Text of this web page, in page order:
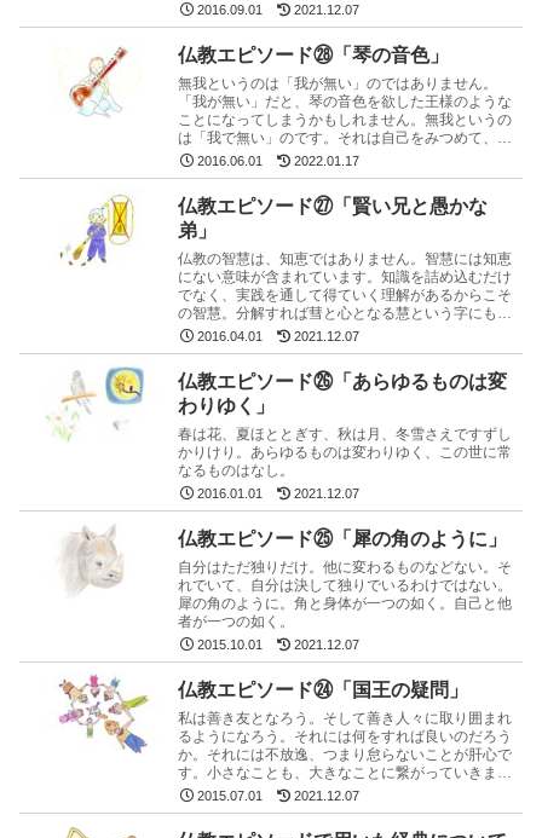
2016.09.01 2021.12.07
仏教エピソード㉘「琴の音色」
無我というのは「我が無い」のではありません。
「我が無い」だと、琴の音色を欲した王様のような
ことになってしまうかもしれません。無我というの
は「我で無い」のです。それは自己をみつめて、見
えてくること。
2016.06.01 2022.01.17
仏教エピソード㉗「賢い兄と愚かな
弟」
仏教の智慧は、知恵ではありません。智慧には知恵
にない意味が含まれています。知識を詰め込むだけ
でなく、実践を通して得ていく理解があるからこそ
の智慧。分解すれば彗と心となる慧という字にもそ
のことが示されています。
2016.04.01 2021.12.07
仏教エピソード㉖「あらゆるものは変
わりゆく」
春は花、夏ほととぎす、秋は月、冬雪さえですずし
かりけり。あらゆるものは変わりゆく、この世に常
なるものはなし。
2016.01.01 2021.12.07
仏教エピソード㉕「犀の角のように」
自分はただ独りだけ。他に変わるものなどない。そ
れでいて、自分は決して独りでいるわけではない。
犀の角のように。角と身体が一つの如く。自己と他
者が一つの如く。
2015.10.01 2021.12.07
仏教エピソード㉔「国王の疑問」
私は善き友となろう。そして善き人々に取り囲まれ
るようになろう。それには何をすれば良いのだろう
か。それには不放逸、つまり怠らないことが肝心で
す。小さなことも、大きなことに繋がっていきま
す。自分の小さな意志が、大きな流れに繋がってい
2015.07.01 2021.12.07